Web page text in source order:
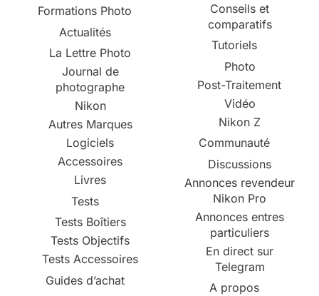
Formations Photo
Actualités
La Lettre Photo
Journal de
photographe
Nikon
Autres Marques
Logiciels
Accessoires
Livres
Tests
Tests Boîtiers
Tests Objectifs
Tests Accessoires
Guides d’achat
Conseils et
comparatifs
Tutoriels
Photo
Post-Traitement
Vidéo
Nikon Z
Communauté
Discussions
Annonces revendeur
Nikon Pro
Annonces entres
particuliers
En direct sur
Telegram
A propos